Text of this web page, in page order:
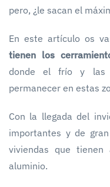
pero, ¿le sacan el
En este artículo os
tienen los
donde el frío y las
permanecer en estas
Con la llegada del
importantes y de
viviendas que
aluminio.